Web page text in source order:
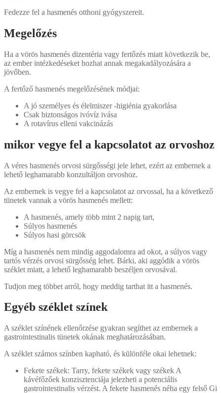
Fedezze fel a hasmenés otthoni gyógyszereit.
Megelőzés
Ha a vörös hasmenés dizentéria vagy fertőzés miatt következik be,
az ember intézkedéseket hozhat annak megakadályozására a
jövőben.
A fertőző hasmenés megelőzésének módjai:
A jó személyes és élelmiszer -higiénia gyakorlása
Csak biztonságos ivóvíz ivása
A rotavírus elleni vakcinázás
mikor vegye fel a kapcsolatot az orvoshoz
A véres hasmenés orvosi sürgősségi jele lehet, ezért az embernek a
lehető leghamarabb konzultáljon orvoshoz.
Az embernek is vegye fel a kapcsolatot az orvossal, ha a következő
tünetek vannak a vörös hasmenés mellett:
A hasmenés, amely több mint 2 napig tart,
Súlyos hasmenés
Súlyos hasi görcsök
Míg a hasmenés nem mindig aggodalomra ad okot, a súlyos vagy
tartós vérzés orvosi sürgősség lehet. Bárki, aki aggódik a vörös
széklet miatt, a lehető leghamarabb beszéljen orvosával.
Tudjon meg többet arról, hogy meddig tarthat itt a hasmenés.
Egyéb széklet színek
A széklet színének ellenőrzése gyakran segíthet az embernek a
gastrointestinalis tünetek okának meghatározásában.
A széklet számos színben kapható, és különféle okai lehetnek:
Fekete székek: Tarry, fekete székek vagy székek A
kávéfőzőek konzisztenciája jelezheti a potenciális
gastrointestinalis vérzést. A fekete hasmenés néha egy felső Gi